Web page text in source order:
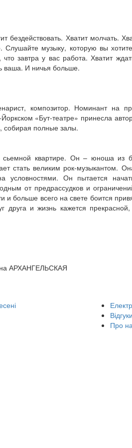
Хватит молчать.
Слушайте музыку, которую вы
завтра у вас работа. Хватит
ваша. И ничья больше.
композитор. Номинант на
«Бут-театре» принесла
собирая полные залы.
квартире. Он – юноша из
стать великим рок-музыкантом.
условностями. Он пытается
от предрассудков и
больше всего на свете боится
друга и жизнь кажется
АРХАНГЕЛЬСКАЯ
Відгуки
Про